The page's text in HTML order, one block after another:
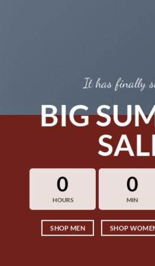
It has finally
BIG
0
HOURS
0
MIN
SHOP MEN SHOP